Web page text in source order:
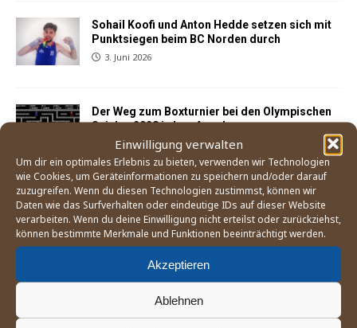
Einwilligung verwalten
Um dir ein optimales Erlebnis zu bieten, verwenden wir Technologien
wie Cookies, um Geräteinformationen zu speichern und/oder darauf
zuzugreifen. Wenn du diesen Technologien zustimmst, können wir
Daten wie das Surfverhalten oder eindeutige IDs auf dieser Website
verarbeiten. Wenn du deine Einwilligung nicht erteilst oder zurückziehst,
können bestimmte Merkmale und Funktionen beeinträchtigt werden.
Akzeptieren
Ablehnen
Sohail Koofi und Anton Hedde setzen sich mit
Punktsiegen beim BC Norden durch
3. Juni 2026
Der Weg zum Boxturnier bei den Olympischen
Spielen 2028 in Los Angeles
21. Mai 2026
England Boxing betrachtet Mitgliedsverband
»East Midland« als gescheitert
25. April 2026
Sohail Koofi und Anton Hedde kehren mit
Siegen in Buxtehude auf den Kiez zurück
29. März 2026